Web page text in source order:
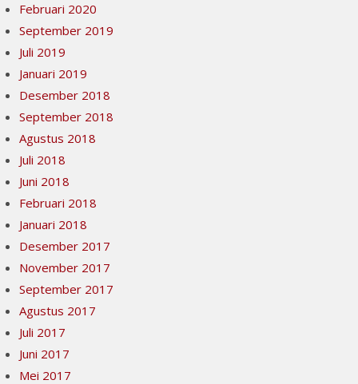
Februari 2020
September 2019
Juli 2019
Januari 2019
Desember 2018
September 2018
Agustus 2018
Juli 2018
Juni 2018
Februari 2018
Januari 2018
Desember 2017
November 2017
September 2017
Agustus 2017
Juli 2017
Juni 2017
Mei 2017